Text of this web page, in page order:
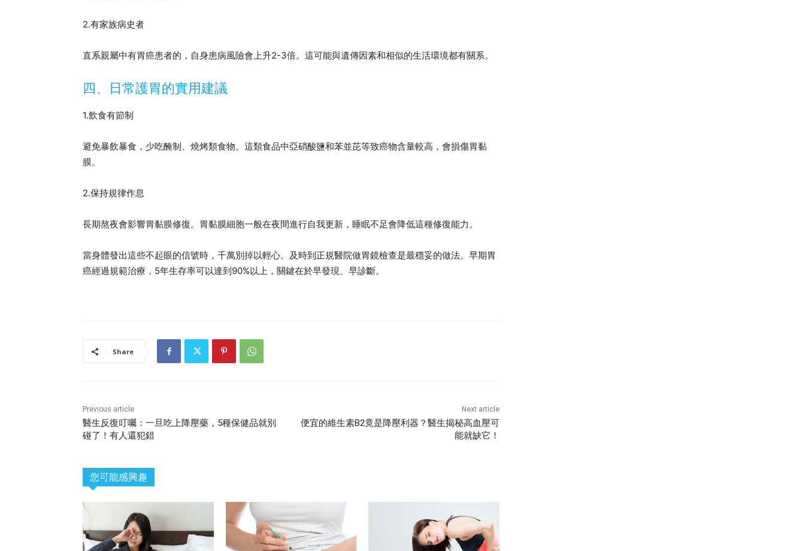
2.有家族病史者
直系親屬中有胃癌患者的，自身患病風險會上升2-3倍。這可能與遺傳因素和相似的生活環境都有關系。
四、日常護胃的實用建議
1.飲食有節制
避免暴飲暴食，少吃醃制、燒烤類食物。這類食品中亞硝酸鹽和苯並芘等致癌物含量較高，會損傷胃黏
膜。
2.保持規律作息
長期熬夜會影響胃黏膜修復。胃黏膜細胞一般在夜間進行自我更新，睡眠不足會降低這種修復能力。
當身體發出這些不起眼的信號時，千萬別掉以輕心。及時到正規醫院做胃鏡檢查是最穩妥的做法。早期胃
癌經過規範治療，5年生存率可以達到90%以上，關鍵在於早發現、早診斷。
Share
Previous article
醫生反復叮囑：一旦吃上降壓藥，5種保健品就別
碰了！有人還犯錯
Next article
便宜的維生素B2竟是降壓利器？醫生揭秘高血壓可
能就缺它！
您可能感興趣